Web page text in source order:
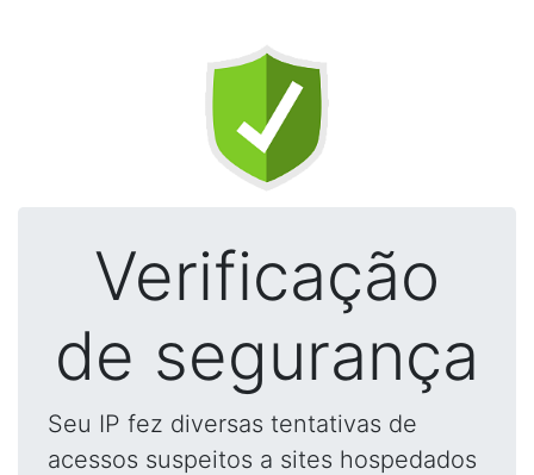
Verificação
de segurança
Seu IP fez diversas tentativas de
acessos suspeitos a sites hospedados